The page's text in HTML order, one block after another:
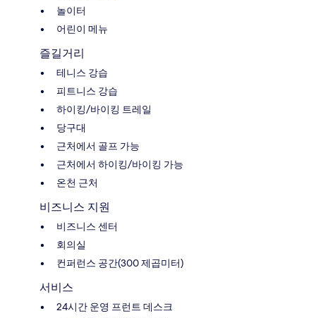
놀이터
어린이 메뉴
즐길거리
테니스 강습
피트니스 강습
하이킹/바이킹 트레일
당구대
근처에서 골프 가능
근처에서 하이킹/바이킹 가능
온천 근처
비즈니스 지원
비즈니스 센터
회의실
컨퍼런스 공간(300 제곱미터)
서비스
24시간 운영 프런트 데스크